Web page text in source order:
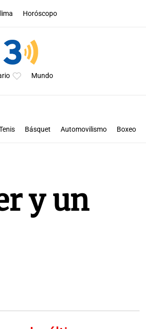
Horóscopo
Mundo
Básquet Automovilismo Boxeo
y un